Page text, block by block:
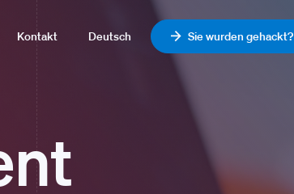
Kontakt Deutsch Sie wurden gehackt?